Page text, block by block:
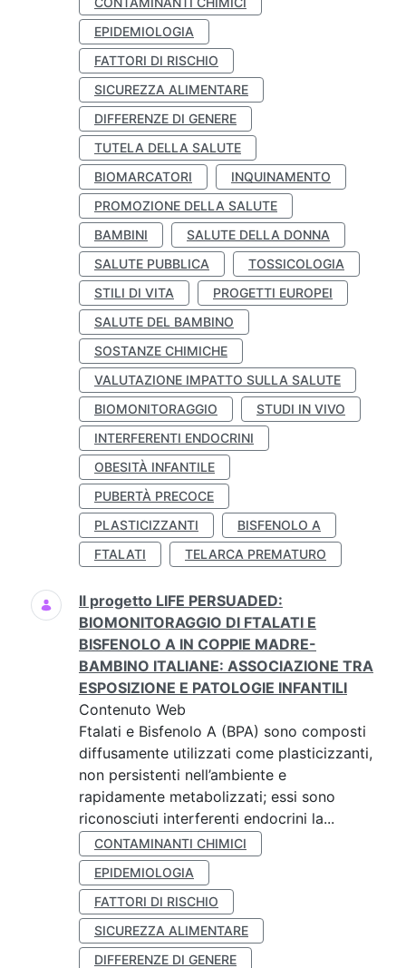
EPIDEMIOLOGIA
FATTORI DI RISCHIO
SICUREZZA ALIMENTARE
DIFFERENZE DI GENERE
TUTELA DELLA SALUTE
BIOMARCATORI
INQUINAMENTO
PROMOZIONE DELLA SALUTE
BAMBINI
SALUTE DELLA DONNA
SALUTE PUBBLICA
TOSSICOLOGIA
STILI DI VITA
PROGETTI EUROPEI
SALUTE DEL BAMBINO
SOSTANZE CHIMICHE
VALUTAZIONE IMPATTO SULLA SALUTE
BIOMONITORAGGIO
STUDI IN VIVO
INTERFERENTI ENDOCRINI
OBESITÀ INFANTILE
PUBERTÀ PRECOCE
PLASTICIZZANTI
BISFENOLO A
FTALATI
TELARCA PREMATURO
Il progetto LIFE PERSUADED:
BIOMONITORAGGIO DI FTALATI E
BISFENOLO A IN COPPIE MADRE-
BAMBINO ITALIANE: ASSOCIAZIONE TRA
ESPOSIZIONE E PATOLOGIE INFANTILI
Contenuto Web
Ftalati e Bisfenolo A (BPA) sono composti
diffusamente utilizzati come plasticizzanti,
non persistenti nell’ambiente e
rapidamente metabolizzati; essi sono
riconosciuti interferenti endocrini la...
CONTAMINANTI CHIMICI
EPIDEMIOLOGIA
FATTORI DI RISCHIO
SICUREZZA ALIMENTARE
DIFFERENZE DI GENERE